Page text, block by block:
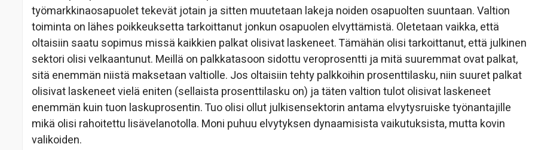
työmarkkinaosapuolet tekevät jotain ja sitten muutetaan lakeja noiden osapuolten suuntaan. Valtion
toiminta on lähes poikkeuksetta tarkoittanut jonkun osapuolen elvyttämistä. Oletetaan vaikka, että
oltaisiin saatu sopimus missä kaikkien palkat olisivat laskeneet. Tämähän olisi tarkoittanut, että julkinen
sektori olisi velkaantunut. Meillä on palkkatasoon sidottu veroprosentti ja mitä suuremmat ovat palkat,
sitä enemmän niistä maksetaan valtiolle. Jos oltaisiin tehty palkkoihin prosenttilasku, niin suuret palkat
olisivat laskeneet vielä eniten (sellaista prosenttilasku on) ja täten valtion tulot olisivat laskeneet
enemmän kuin tuon laskuprosentin. Tuo olisi ollut julkisensektorin antama elvytysruiske työnantajille
mikä olisi rahoitettu lisävelanotolla. Moni puhuu elvytyksen dynaamisista vaikutuksista, mutta kovin
valikoiden.